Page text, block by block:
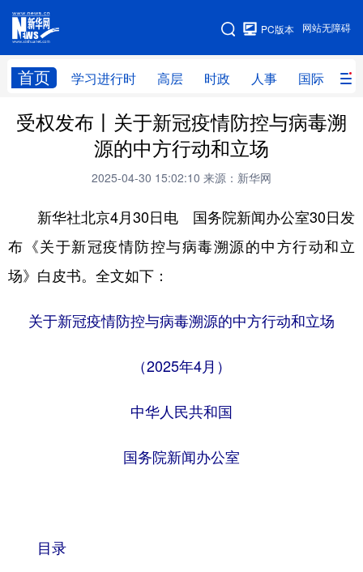
网站无障碍
PC版本
首页 学习进行时 高层 时政 人事 国际 财
网站地图
学习进行时 高层 时政 人事
财经 网评
科技 科创 量子 体育
文化 书画 健康 军事
法律 中央文件 金融 汽车
人居 信息化
娱乐 时尚
受权发布丨关于新冠疫情防控与病毒溯
源的中方行动和立场
2025-04-30 15:02:10 来源：新华网
新华社北京4月30日电 国务院新闻办公室30日发
布《关于新冠疫情防控与病毒溯源的中方行动和立
场》白皮书。全文如下：
关于新冠疫情防控与病毒溯源的中方行动和立场
（2025年4月）
中华人民共和国
国务院新闻办公室
目录